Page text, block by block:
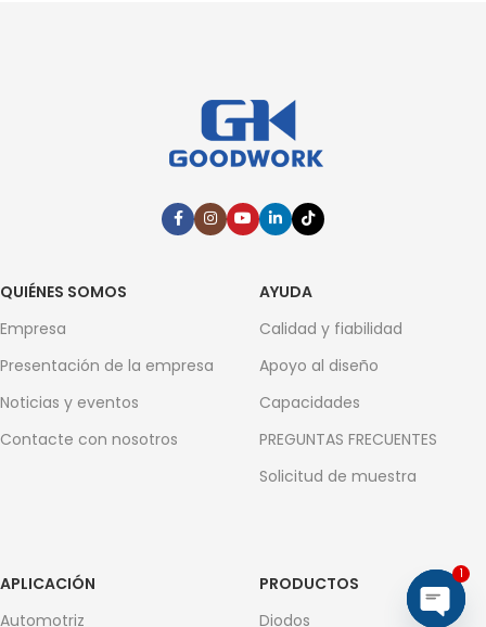
QUIÉNES SOMOS
Empresa
Presentación de la empresa
Noticias y eventos
Contacte con nosotros
AYUDA
Calidad y fiabilidad
Apoyo al diseño
Capacidades
PREGUNTAS FRECUENTES
Solicitud de muestra
APLICACIÓN
Automotriz
PRODUCTOS
Diodos
1